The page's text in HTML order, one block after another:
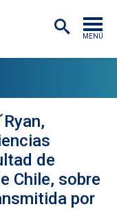
MENÚ
de
Chile, sobre
por